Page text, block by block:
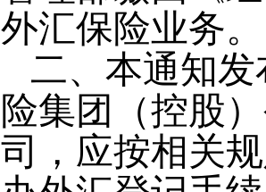
外汇保险业务。
二、本通知
险集团（控股
司，应按相关